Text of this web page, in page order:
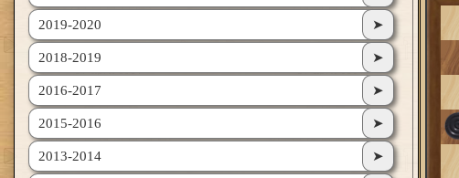
2019-2020 ➤
2018-2019 ➤
2016-2017 ➤
2015-2016 ➤
2013-2014 ➤
6
16